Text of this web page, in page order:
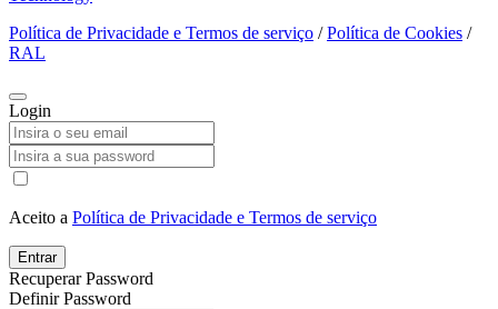
Política de Privacidade e Termos de serviço /Política de Cookies /
RAL
Login
Aceito a Política de Privacidade e Termos de serviço
Entrar
Recuperar Password
Definir Password